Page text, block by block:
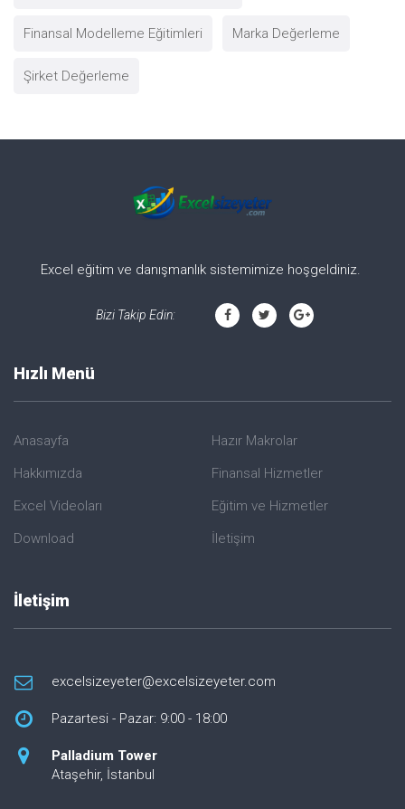
Finansal Modelleme Eğitimleri Marka Değerleme
Şirket Değerleme
Excel eğitim ve danışmanlık sistemimize hoşgeldiniz.
Bizi Takip Edin:
Hızlı Menü
Anasayfa
Hakkımızda
Excel Videoları
Download
Hazır Makrolar
Finansal Hizmetler
Eğitim ve Hizmetler
İletişim
İletişim
excelsizeyeter@excelsizeyeter.com
Pazartesi - Pazar: 9:00 - 18:00
Palladium Tower
Ataşehir, İstanbul